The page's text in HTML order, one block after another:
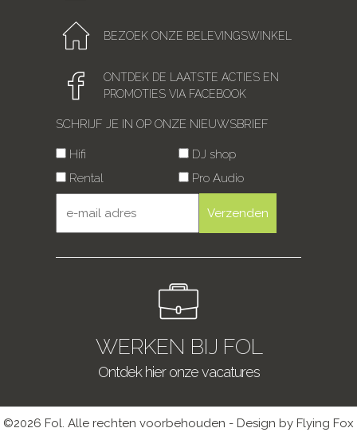
BEZOEK ONZE BELEVINGSWINKEL
ONTDEK DE LAATSTE ACTIES EN
PROMOTIES VIA FACEBOOK
SCHRIJF JE IN OP ONZE NIEUWSBRIEF
Hifi
DJ shop
Rental
Pro Audio
WERKEN BIJ FOL
Ontdek hier onze vacatures
©2026 Fol. Alle rechten voorbehouden - Design by Flying Fox